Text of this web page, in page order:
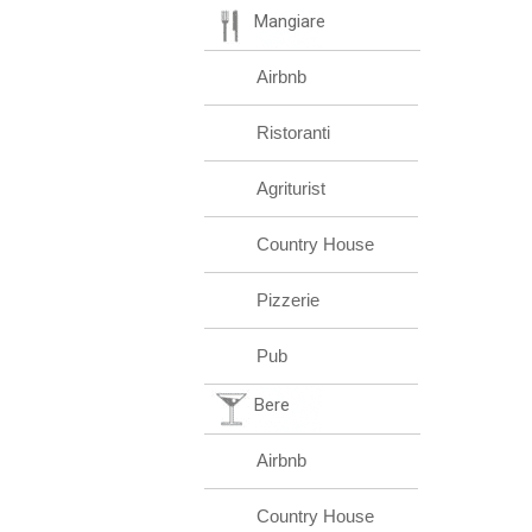
Mangiare
Airbnb
Ristoranti
Agriturist
Country House
Pizzerie
Pub
Bere
Airbnb
Country House